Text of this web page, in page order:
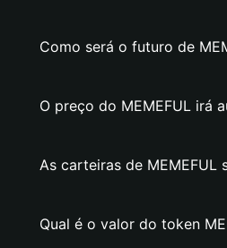
Como será o futuro de
O preço do MEMEFUL irá
As carteiras de MEMEFUL
Qual é o valor do token